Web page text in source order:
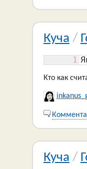
Куча /
1
Кто как
Куча /